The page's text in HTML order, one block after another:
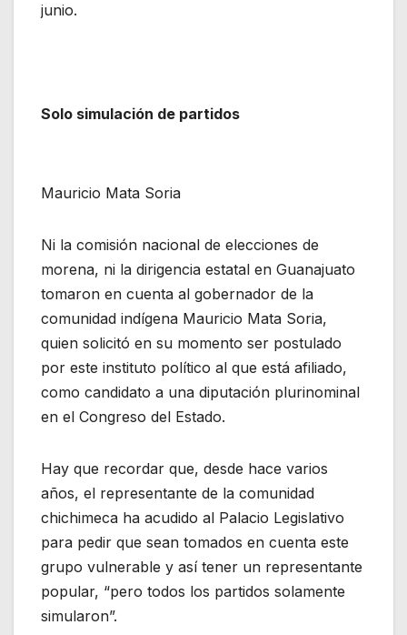
junio.
Solo simulación de partidos
Mauricio Mata Soria
Ni la comisión nacional de elecciones de
morena, ni la dirigencia estatal en Guanajuato
tomaron en cuenta al gobernador de la
comunidad indígena Mauricio Mata Soria,
quien solicitó en su momento ser postulado
por este instituto político al que está afiliado,
como candidato a una diputación plurinominal
en el Congreso del Estado.
Hay que recordar que, desde hace varios
años, el representante de la comunidad
chichimeca ha acudido al Palacio Legislativo
para pedir que sean tomados en cuenta este
grupo vulnerable y así tener un representante
popular, “pero todos los partidos solamente
simularon”.